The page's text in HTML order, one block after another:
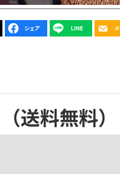
（送料無料）